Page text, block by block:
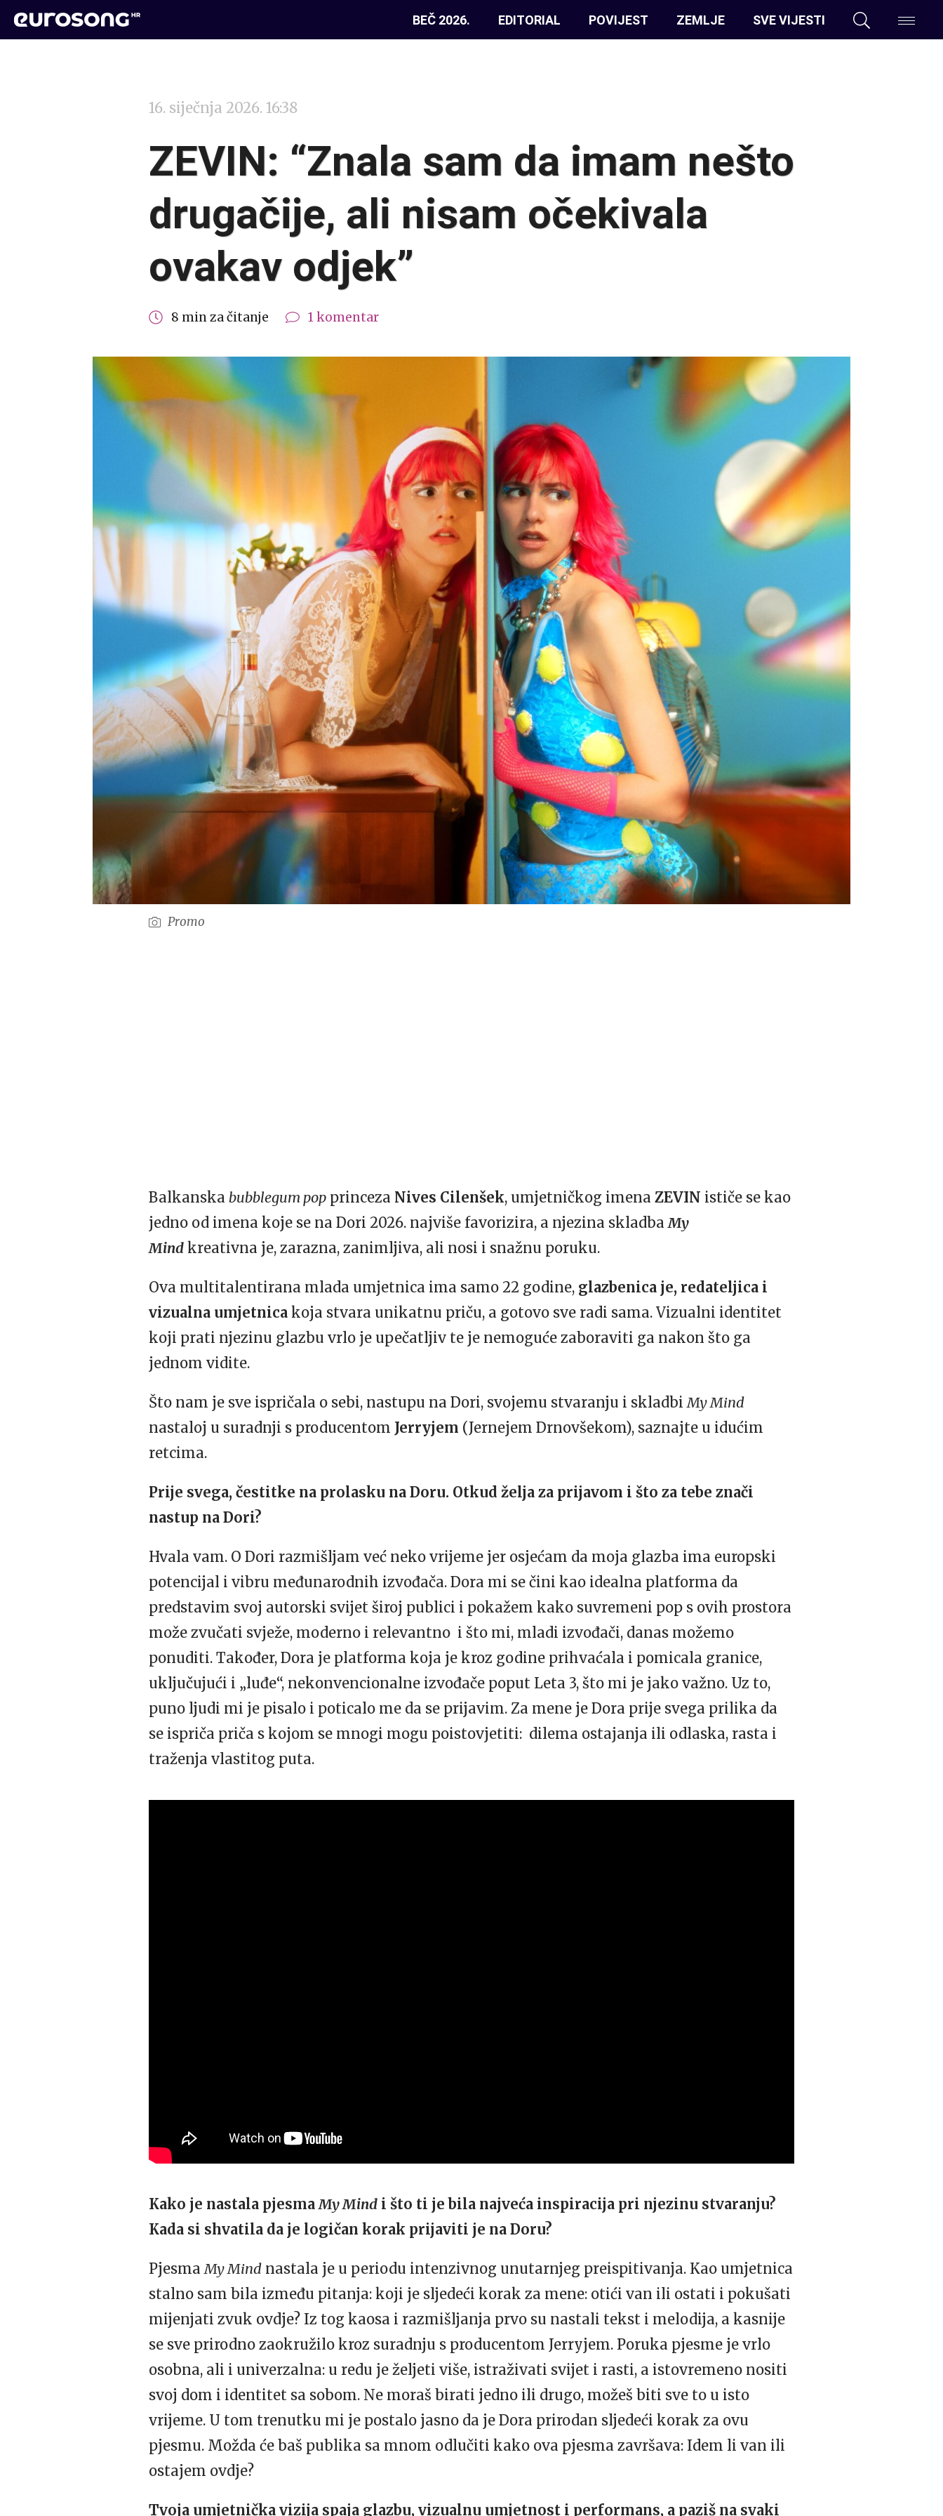
BEČ 2026. EDITORIAL POVIJEST ZEMLJE SVE VIJESTI
16. siječnja 2026. 16:38
ZEVIN: “Znala sam da imam nešto
drugačije, ali nisam očekivala
ovakav odjek”
8 min za čitanje 1 komentar
Promo
Balkanska bubblegum pop princeza Nives Cilenšek, umjetničkog imena ZEVIN ističe se kao
jedno od imena koje se na Dori 2026. najviše favorizira, a njezina skladbaMy
Mind kreativna je, zarazna, zanimljiva, ali nosi i snažnu poruku.
Ova multitalentirana mlada umjetnica ima samo 22 godine, glazbenica je, redateljica i
vizualna umjetnica koja stvara unikatnu priču, a gotovo sve radi sama. Vizualni identitet
koji prati njezinu glazbu vrlo je upečatljiv te je nemoguće zaboraviti ga nakon što ga
jednom vidite.
Što nam je sve ispričala o sebi, nastupu na Dori, svojemu stvaranju i skladbiMy Mind
nastaloj u suradnji s producentom Jerryjem (Jernejem Drnovšekom), saznajte u idućim
retcima.
Prije svega, čestitke na prolasku na Doru. Otkud želja za prijavom i što za tebe znači
nastup na Dori?
Hvala vam. O Dori razmišljam već neko vrijeme jer osjećam da moja glazba ima europski
potencijal i vibru međunarodnih izvođača. Dora mi se čini kao idealna platforma da
predstavim svoj autorski svijet široj publici i pokažem kako suvremeni pop s ovih prostora
može zvučati svježe, moderno i relevantno i što mi, mladi izvođači, danas možemo
ponuditi. Također, Dora je platforma koja je kroz godine prihvaćala i pomicala granice,
uključujući i „luđe“, nekonvencionalne izvođače poput Leta 3, što mi je jako važno. Uz to,
puno ljudi mi je pisalo i poticalo me da se prijavim. Za mene je Dora prije svega prilika da
se ispriča priča s kojom se mnogi mogu poistovjetiti: dilema ostajanja ili odlaska, rasta i
traženja vlastitog puta.
Kako je nastala pjesma My Mind i što ti je bila najveća inspiracija pri njezinu stvaranju?
Kada si shvatila da je logičan korak prijaviti je na Doru?
Pjesma My Mind nastala je u periodu intenzivnog unutarnjeg preispitivanja. Kao umjetnica
stalno sam bila između pitanja: koji je sljedeći korak za mene: otići van ili ostati i pokušati
mijenjati zvuk ovdje? Iz tog kaosa i razmišljanja prvo su nastali tekst i melodija, a kasnije
se sve prirodno zaokružilo kroz suradnju s producentom Jerryjem. Poruka pjesme je vrlo
osobna, ali i univerzalna: u redu je željeti više, istraživati svijet i rasti, a istovremeno nositi
svoj dom i identitet sa sobom. Ne moraš birati jedno ili drugo, možeš biti sve to u isto
vrijeme. U tom trenutku mi je postalo jasno da je Dora prirodan sljedeći korak za ovu
pjesmu. Možda će baš publika sa mnom odlučiti kako ova pjesma završava: Idem li van ili
ostajem ovdje?
Tvoja umjetnička vizija spaja glazbu, vizualnu umjetnost i performans, a paziš na svaki